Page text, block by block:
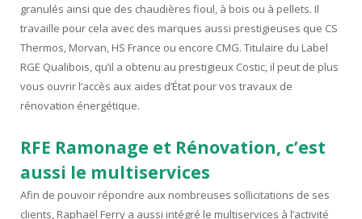
granulés ainsi que des chaudières fioul, à bois ou à pellets. Il
travaille pour cela avec des marques aussi prestigieuses que CS
Thermos, Morvan, HS France ou encore CMG. Titulaire du Label
RGE Qualibois, qu’il a obtenu au prestigieux Costic, il peut de plus
vous ouvrir l’accès aux aides d’État pour vos travaux de
rénovation énergétique.
RFE Ramonage et Rénovation, c’est
aussi le multiservices
Afin de pouvoir répondre aux nombreuses sollicitations de ses
clients, Raphaël Ferry a aussi intégré le multiservices à l’activité